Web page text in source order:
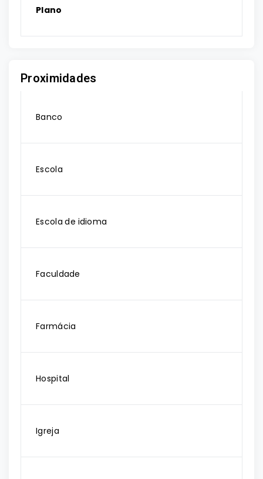
Plano
Proximidades
Banco
Escola
Escola de idioma
Faculdade
Farmácia
Hospital
Igreja